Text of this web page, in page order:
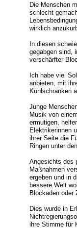
Die Menschen
schlecht
wirklich
In diesen
gegabgen sind,
verschärfter
Ich habe viel
anbieten, mit
Kühlschränken
Junge
Musik von
ermutigen,
Elektrikerinnen
ihrer Seite die
Ringen unter
Angesichts des
Maßnahmen
ergeben und in
bessere Welt
Blockaden oder
Dies wurde in
ihre Stimme für